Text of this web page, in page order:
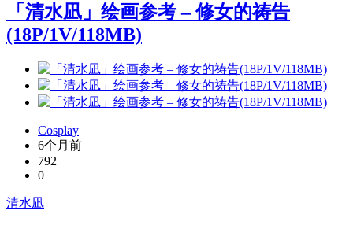
「清水凪」绘画参考 – 修女的祷告
(18P/1V/118MB)
Cosplay
6个月前
792
0
清水凪